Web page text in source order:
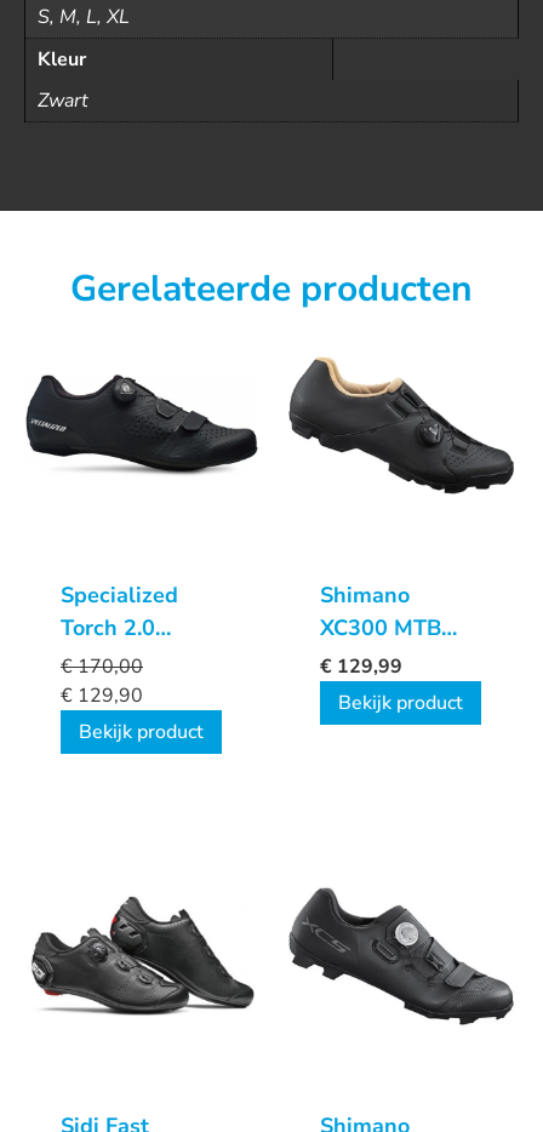
S, M, L, XL
Kleur
Zwart
Gerelateerde producten
Specialized
Torch 2.0
fietsschoenen
€170,00
€ 129,90
Bekijk product
Shimano
XC300 MTB
Dames
schoenen
€ 129,99
Bekijk product